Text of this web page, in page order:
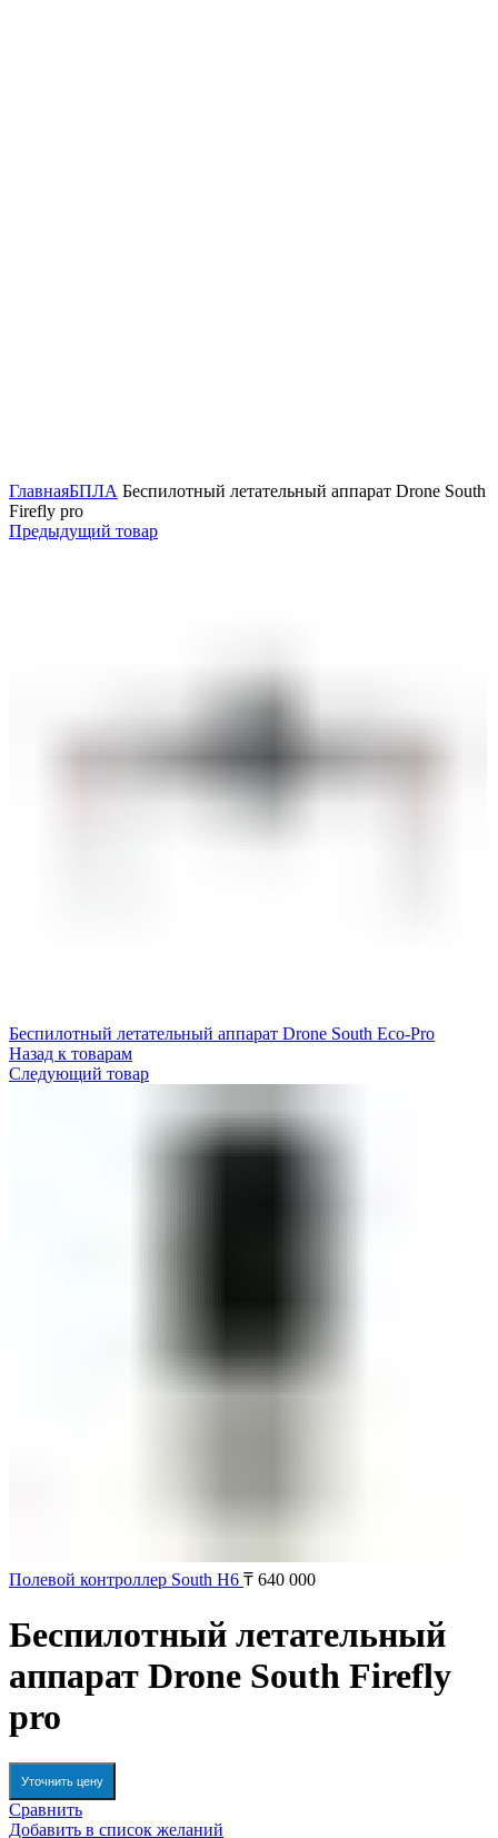
ГлавнаяБПЛА Беспилотный летательный аппарат Drone South
Firefly pro
Предыдущий товар
Беспилотный летательный аппарат Drone South Eco-Pro
Назад к товарам
Следующий товар
Полевой контроллер South H6 ₸ 640 000
Беспилотный летательный
аппарат Drone South Firefly
pro
Уточнить цену
Сравнить
Добавить в список желаний